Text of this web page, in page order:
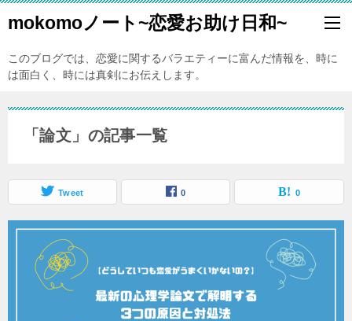
mokomoノート~恋愛お助け日和~
このブログでは、恋愛に関するバラエティーに富んだ情報を、時に
は面白く、時には真剣にお伝えします。
「論文」の記事一覧
Tweet 0 0